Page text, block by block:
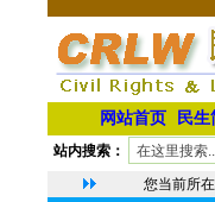
网站首页 民生
站内搜索：
您当前所